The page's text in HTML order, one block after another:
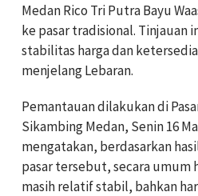
Medan Rico Tri Putra Bayu
kepasar tradisional. Tinjauan
stabilitas harga dan
menjelang Lebaran.
Pemantauan dilakukan di
Sikambing Medan, Senin 16
mengatakan, berdasarkan
pasar tersebut, secara umum
masih relatif stabil, bahkan